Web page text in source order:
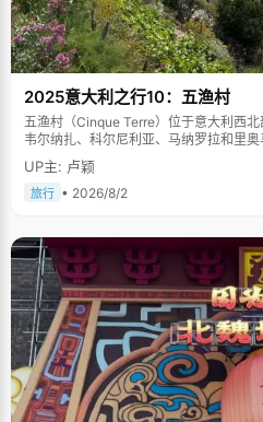
2025意大利之行10：五渔村
五渔村（Cinque Terre）位于意大利西北
韦尔纳扎、科尔尼利亚、马纳罗拉和里
山傍海，房屋色彩斑斓，1997年被列为世
UP主: 卢颖
旅行 • 2026/8/2